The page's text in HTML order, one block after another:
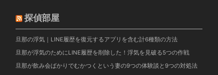
探偵部屋
旦那の浮気｜LINE履歴を復元するアプリを含む計6種類の方法
旦那が浮気のためにLINE履歴を削除した！浮気を見破る5つの作戦
旦那が飲み会ばかりでむかつくという妻の9つの体験談と9つの対処法